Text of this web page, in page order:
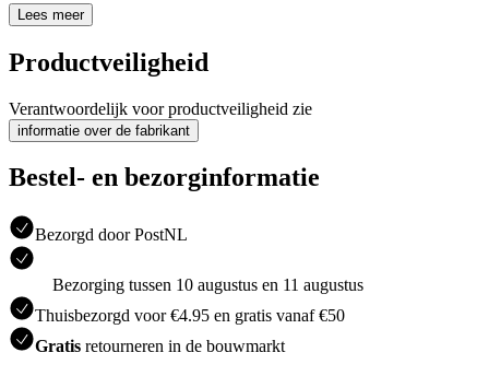
Lees meer
Productveiligheid
Verantwoordelijk voor productveiligheid zie
informatie over de fabrikant
Bestel- en bezorginformatie
Bezorgd door PostNL
Bezorging tussen 10 augustus en 11 augustus
Thuisbezorgd voor €4.95 en gratis vanaf €50
Gratis retourneren in de bouwmarkt